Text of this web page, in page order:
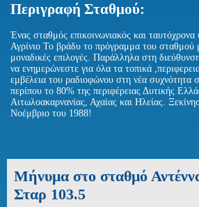
Περιγραφή Σταθμού:
Ένας σταθμός επικοινωνιακός και
Αγρίνιο Το βράδυ το πρόγραμμα του σταθμού
μοναδικές επιλογές. Παράλληλα στη
να ενημερώνεστε για όλα τα τοπικά
εμβέλεια του ραδιοφώνου στη νέα συχνότητα
περίπου το 80% της περιφέρειας Δυτικής
Αιτωλοακαρνανίας, Αχαίας και Ηλείας.
Νοέμβριο του 1988!
Μήνυμα στο σταθμό
Σταρ 103.5